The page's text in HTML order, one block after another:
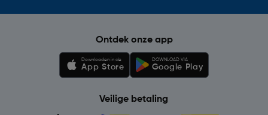
Ontdek onze app
Downloaden in de
App Store
DOWNLOAD VIA
Google Play
Veilige betaling